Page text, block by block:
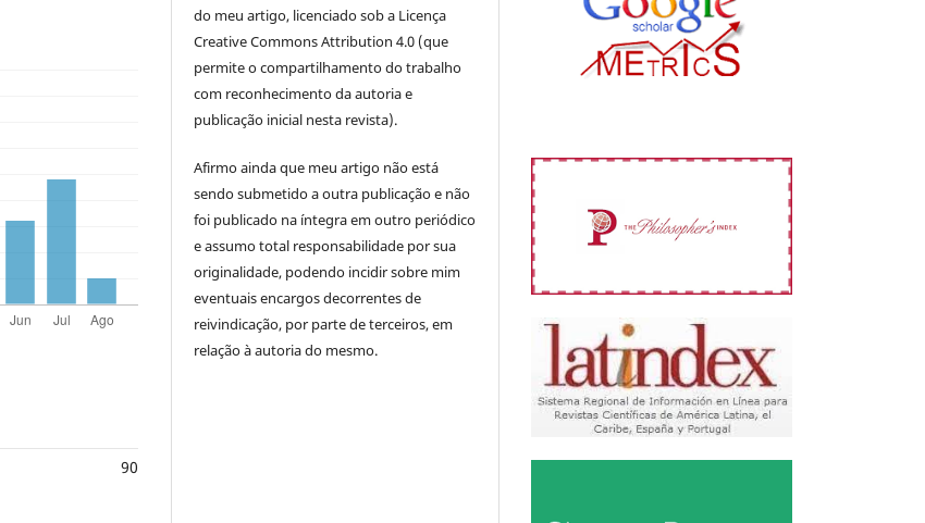
90
do meu artigo, licenciado sob a Licença
Creative Commons Attribution 4.0 (que
permite o compartilhamento do trabalho
com reconhecimento da autoria e
publicação inicial nesta revista).
Afirmo ainda que meu artigo não está
sendo submetido a outra publicação e não
foi publicado na íntegra em outro periódico
e assumo total responsabilidade por sua
originalidade, podendo incidir sobre mim
eventuais encargos decorrentes de
reivindicação, por parte de terceiros, em
relação à autoria do mesmo.